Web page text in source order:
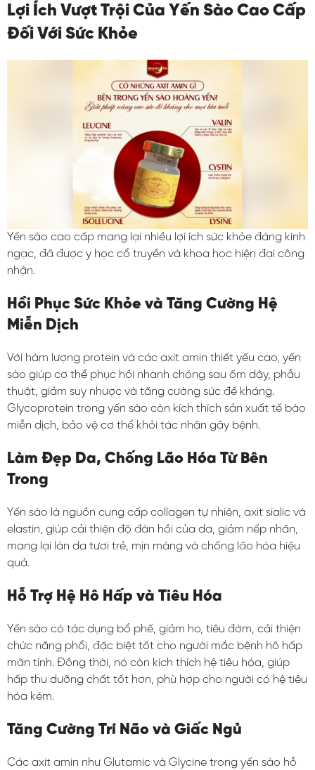
Lợi Ích Vượt Trội Của Yến Sào Cao Cấp
Đối Với Sức Khỏe
Yến sào cao cấp mang lại nhiều lợi ích sức khỏe đáng kinh
ngạc, đã được y học cổ truyền và khoa học hiện đại công
nhận.
Hồi Phục Sức Khỏe và Tăng Cường Hệ
Miễn Dịch
Với hàm lượng protein và các axit amin thiết yếu cao, yến
sào giúp cơ thể phục hồi nhanh chóng sau ốm dậy, phẫu
thuật, giảm suy nhược và tăng cường sức đề kháng.
Glycoprotein trong yến sào còn kích thích sản xuất tế bào
miễn dịch, bảo vệ cơ thể khỏi tác nhân gây bệnh.
Làm Đẹp Da, Chống Lão Hóa Từ Bên
Trong
Yến sào là nguồn cung cấp collagen tự nhiên, axit sialic và
elastin, giúp cải thiện độ đàn hồi của da, giảm nếp nhăn,
mang lại làn da tươi trẻ, mịn màng và chống lão hóa hiệu
quả.
Hỗ Trợ Hệ Hô Hấp và Tiêu Hóa
Yến sào có tác dụng bổ phế, giảm ho, tiêu đờm, cải thiện
chức năng phổi, đặc biệt tốt cho người mắc bệnh hô hấp
mãn tính. Đồng thời, nó còn kích thích hệ tiêu hóa, giúp
hấp thu dưỡng chất tốt hơn, phù hợp cho người có hệ tiêu
hóa kém.
Tăng Cường Trí Não và Giấc Ngủ
Các axit amin như Glutamic và Glycine trong yến sào hỗ